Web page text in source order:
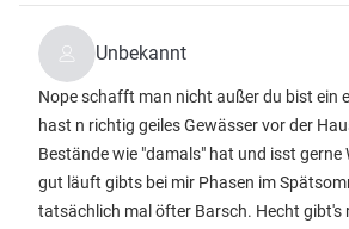
Unbekannt
Nope schafft man nicht außer du bist ein
hast n richtig geiles Gewässer vor der
Bestände wie "damals" hat und isst gerne
gut läuft gibts bei mir Phasen im
tatsächlich mal öfter Barsch. Hecht gibt's